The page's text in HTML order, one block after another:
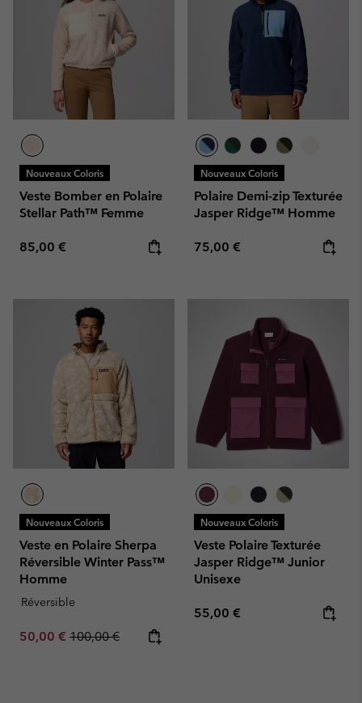
Nouveaux Coloris
Veste Bomber en Polaire
Stellar Path™ Femme
Regular price:
85,00 €
Nouveaux Coloris
Polaire Demi-zip Texturée
Jasper Ridge™ Homme
Regular price:
75,00 €
Nouveaux Coloris
Veste en Polaire Sherpa
Réversible Winter Pass™
Homme
Réversible
Sale price:
50,00 € Regular price:
100,00 €
Nouveaux Coloris
Veste Polaire Texturée
Jasper Ridge™ Junior
Unisexe
Regular price:
55,00 €